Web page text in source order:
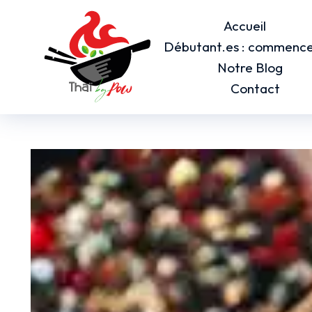
Accueil
Débutant.es :
Notre Blog
Contact